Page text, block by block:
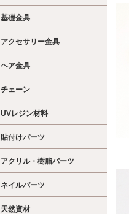
基礎金具
アクセサリー金具
ヘア金具
チェーン
UVレジン材料
貼付けパーツ
アクリル・樹脂パーツ
ネイルパーツ
天然資材